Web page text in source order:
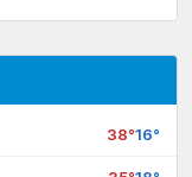
38°16°